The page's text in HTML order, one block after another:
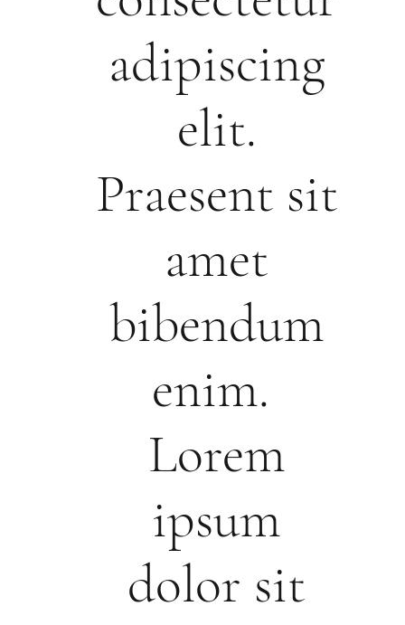
adipiscing
elit.
Praesent sit
amet
bibendum
enim.
Lorem
ipsum
dolor sit